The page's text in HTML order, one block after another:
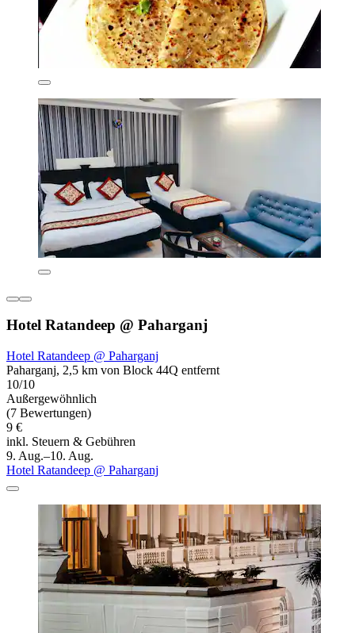
Hotel Ratandeep @ Paharganj
Hotel Ratandeep @ Paharganj
Paharganj, 2,5 km von Block 44Q entfernt
10/10
Außergewöhnlich
(7 Bewertungen)
9 €
inkl. Steuern & Gebühren
9. Aug.–10. Aug.
Hotel Ratandeep @ Paharganj